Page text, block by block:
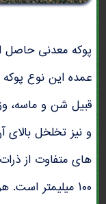
پوکه معدنی حاصل
عمده این نوع
قبیل شن و ماسه،
و نیز تخلخل
های متفاوت از
۱۰۰ میلیمتر